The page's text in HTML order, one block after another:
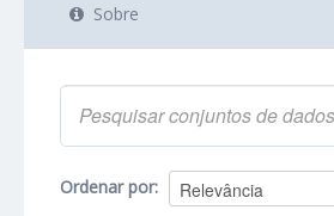
Sobre
Ordenar por